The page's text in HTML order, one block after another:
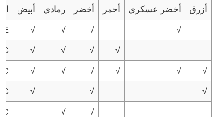
أبيض رمادي أخضر أحمر أخضر عسكري أزرق
√ √ √ √
√ √ √ √
√ √ √ √ √ √
√ √ √
√ √